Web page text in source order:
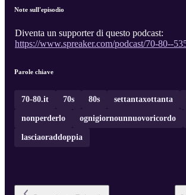
Note sull'episodio
Diventa un supporter di questo podcast:
https://www.spreaker.com/podcast/70-80--
Parole chiave
70-80.it 70s 80s settantaxottanta
nonperderlo ognigiornounnuovoricordo
lasciaoraddoppia